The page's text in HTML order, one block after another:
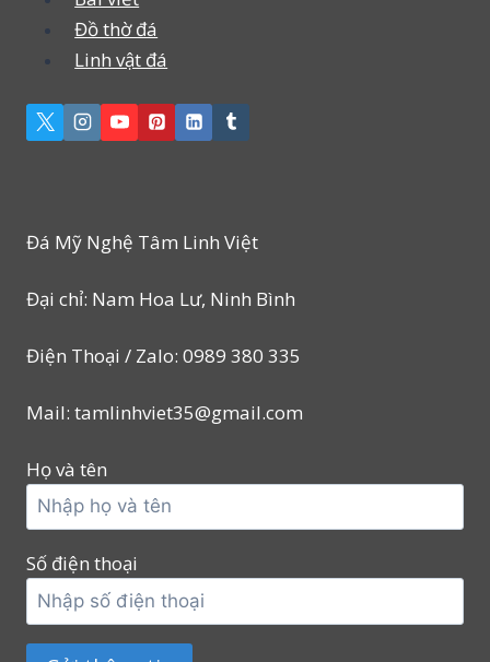
Đồ thờ đá
Linh vật đá
Đá Mỹ Nghệ Tâm Linh Việt
Đại chỉ: Nam Hoa Lư, Ninh Bình
Điện Thoại / Zalo: 0989 380 335
Mail: tamlinhviet35@gmail.com
Họ và tên
Số điện thoại